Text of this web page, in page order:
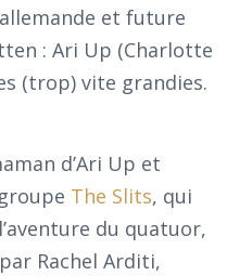
et future
: Ari Up (Charlotte
(trop) vite grandies.
d’Ari Up et
The Slits, qui
du quatuor,
Rachel Arditi,